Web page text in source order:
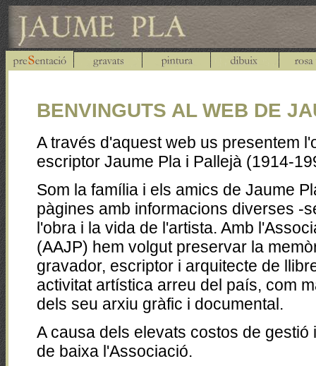
BENVINGUTS AL WEB DE
A través d'aquest web us presentem
escriptor Jaume Pla i Pallejà (1914-
Som la família i els amics de Jaume
pàgines amb informacions diverses -
l'obra i la vida de l'artista. Amb
(AAJP) hem volgut preservar la
gravador, escriptor i arquitecte de
activitat artística arreu del país, com
dels seu arxiu gràfic i documental.
A causa dels elevats costos de
de baixa l'Associació.